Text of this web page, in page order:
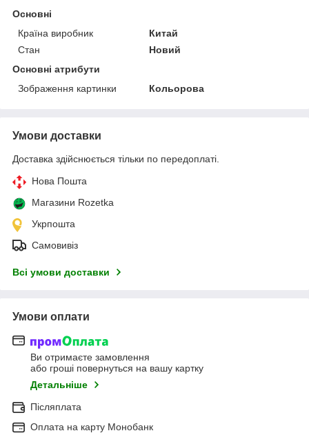
Основні
Країна виробник
Китай
Стан
Новий
Основні атрибути
Зображення картинки
Кольорова
Умови доставки
Доставка здійснюється тільки по передоплаті.
Нова Пошта
Магазини Rozetka
Укрпошта
Самовивіз
Всі умови доставки
Умови оплати
Ви отримаєте замовлення
або гроші повернуться на вашу картку
Детальніше
Післяплата
Оплата на карту Монобанк